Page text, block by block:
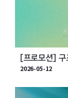
[프로모션] 구
인 프로모션 |
2026-05-12